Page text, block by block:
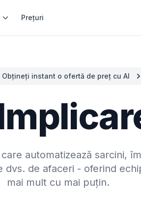
Prețuri
Obțineți instant o ofertă de preț cu AI
automatizează sarcini,
de afaceri - oferind
mai mult cu mai puțin.